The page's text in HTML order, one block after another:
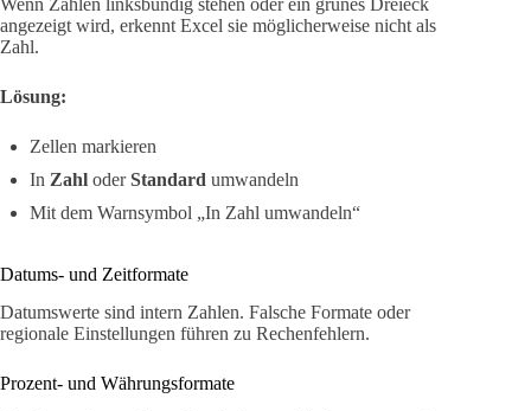
angezeigt wird, erkennt Excel sie möglicherweise nicht als
Zahl.
Lösung:
Zellen markieren
In Zahl oderStandard umwandeln
Mit dem Warnsymbol „In Zahl umwandeln“
Datums- und Zeitformate
Datumswerte sind intern Zahlen. Falsche Formate oder
regionale Einstellungen führen zu Rechenfehlern.
Prozent- und Währungsformate